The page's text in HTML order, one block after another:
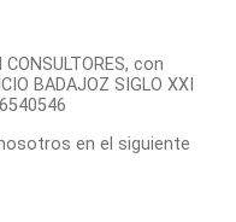
con
BADAJOZ SIGLO XXI
en el siguiente